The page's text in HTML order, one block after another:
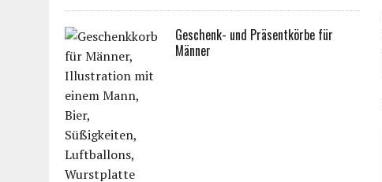
Geschenk- und Präsentkörbe für
Männer